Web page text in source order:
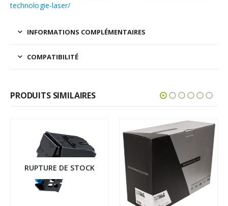
technologie-laser/
INFORMATIONS COMPLÉMENTAIRES
COMPATIBILITÉ
PRODUITS SIMILAIRES
RUPTURE DE STOCK